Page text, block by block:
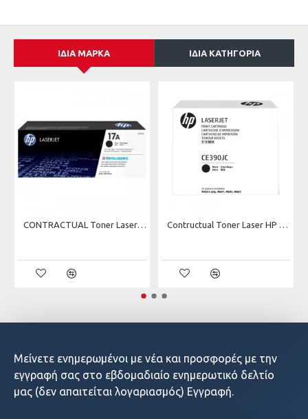
ΊΔΙΑ ΜΆΡΚΑ ΊΔΙΑ ΚΑΤΗΓΟΡΊΑ
CONTRACTUAL Toner Laser HP LJ M102 , M130 BLACK 1600 pages Contructual Toner Laser HP LJ M4555MFP Black 30K Pgs ( CE390JC)
Μείνετε ενημερωμένοι με νέα και προσφορές με την
εγγραφή σας στο εβδομαδιαίο ενημερωτικό δελτίο
μας (δεν απαιτείται λογαριασμός) Εγγραφή.